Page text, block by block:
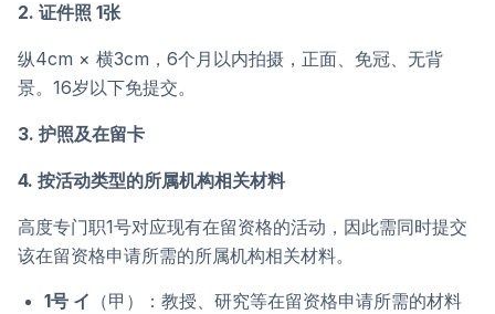
2. 证件照 1张
纵4cm × 横3cm，6个月以内拍摄，正面、免冠、无背
景。16岁以下免提交。
3. 护照及在留卡
4. 按活动类型的所属机构相关材料
高度专门职1号对应现有在留资格的活动，因此需同时提交
该在留资格申请所需的所属机构相关材料。
1号 イ （甲）：教授、研究等在留资格申请所需的材料